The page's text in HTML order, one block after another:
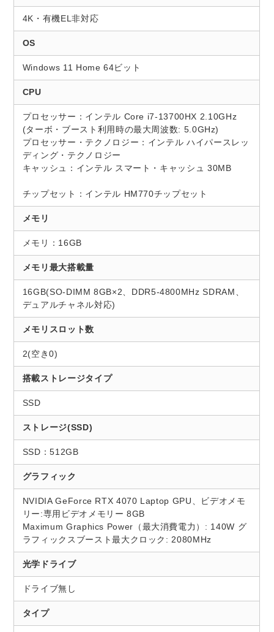
4K・有機EL非対応
OS
Windows 11 Home 64ビット
CPU
プロセッサー：インテル Core i7-13700HX 2.10GHz
(ターボ・ブースト利用時の最大周波数: 5.0GHz)
プロセッサー・テクノロジー：インテル ハイパースレッ
ディング・テクノロジー
キャッシュ：インテル スマート・キャッシュ 30MB
チップセット：インテル HM770チップセット
メモリ
メモリ：16GB
メモリ最大搭載量
16GB(SO-DIMM 8GB×2、DDR5-4800MHz SDRAM、
デュアルチャネル対応)
メモリスロット数
2(空き0)
搭載ストレージタイプ
SSD
ストレージ(SSD)
SSD：512GB
グラフィック
NVIDIA GeForce RTX 4070 Laptop GPU、ビデオメモ
リー:専用ビデオメモリー 8GB
Maximum Graphics Power（最大消費電力）: 140W グ
ラフィックスブースト最大クロック: 2080MHz
光学ドライブ
ドライブ無し
タイプ